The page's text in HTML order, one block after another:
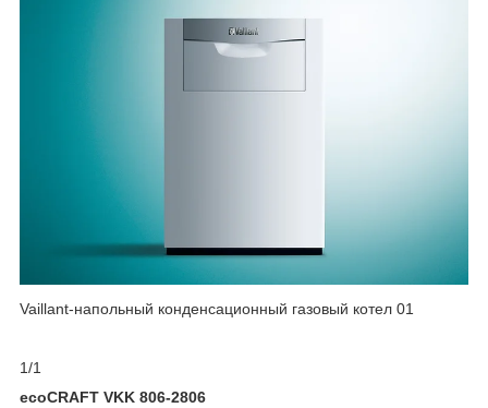
Vaillant-напольный конденсационный газовый котел 01
1/1
ecoCRAFT VKK 806-2806